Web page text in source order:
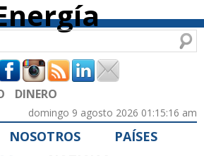
búsqueda
DINERO
domingo 9 agosto 2026 01:15:16 am
NOSOTROS
PAÍSES